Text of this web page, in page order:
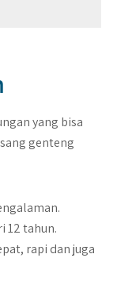
yang bisa
genteng
12 tahun.
rapi dan juga